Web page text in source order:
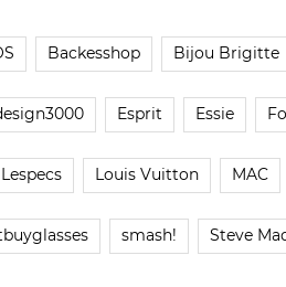
Backesshop Bijou Brigitte
Esprit Essie
Lespecs Louis Vuitton MAC
smash! Steve